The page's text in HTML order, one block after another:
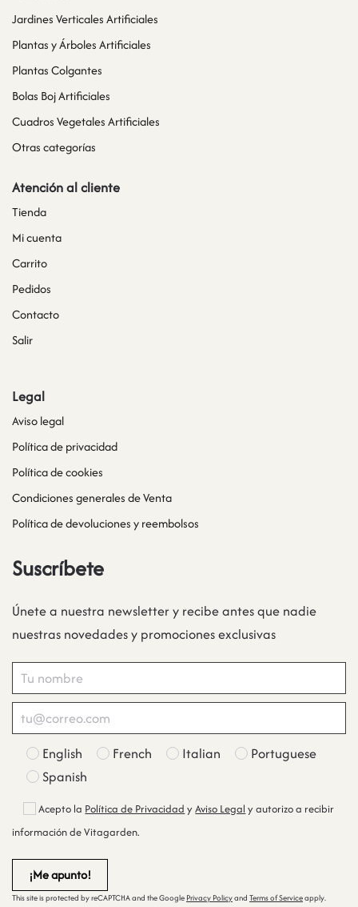
Jardines Verticales Artificiales
Plantas y Árboles Artificiales
Plantas Colgantes
Bolas Boj Artificiales
Cuadros Vegetales Artificiales
Otras categorías
Atención al cliente
Tienda
Mi cuenta
Carrito
Pedidos
Contacto
Salir
Legal
Aviso legal
Política de privacidad
Política de cookies
Condiciones generales de Venta
Política de devoluciones y reembolsos
Suscríbete
Únete a nuestra newsletter y recibe antes que nadie
nuestras novedades y promociones exclusivas
English French Italian
Portuguese
Spanish
Acepto la Política de Privacidad yAviso Legal y autorizo a recibir
información de Vitagarden.
This site is protected by reCAPTCHA and the Google Privacy Policyand Terms of Serviceapply.